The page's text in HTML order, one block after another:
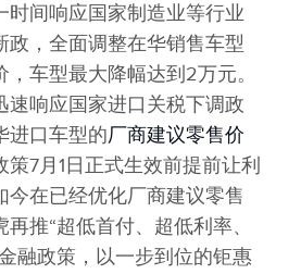
时间响应国家制造业等行业
政，全面调整在华销售车型
车型最大降幅达到2万元。
速响应国家进口关税下调政
进口车型的厂商建议零售价
7月1日正式生效前提前让利
今在已经优化厂商建议零售
推“超低首付、超低利率、
融政策，以一步到位的钜惠